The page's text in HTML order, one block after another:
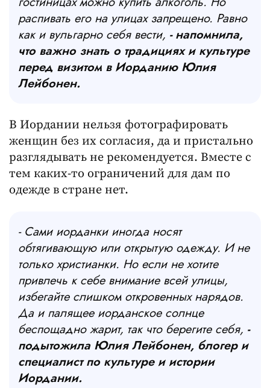
распивать его на улицах запрещено. Равно
как и вульгарно себя вести, - напомнила,
что важно знать о традициях и культуре
перед визитом в Иорданию Юлия
Лейбонен.
В Иордании нельзя фотографировать
женщин без их согласия, да и пристально
разглядывать не рекомендуется. Вместе с
тем каких-то ограничений для дам по
одежде в стране нет.
- Сами иорданки иногда носят
обтягивающую или открытую одежду. И не
только христианки. Но если не хотите
привлечь к себе внимание всей улицы,
избегайте слишком откровенных нарядов.
Да и палящее иорданское солнце
беспощадно жарит, так что берегите себя, -
подытожила Юлия Лейбонен, блогер и
специалист по культуре и истории
Иордании.